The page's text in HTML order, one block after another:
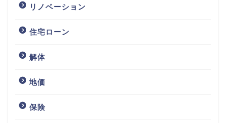
リノベーション
住宅ローン
解体
地価
保険